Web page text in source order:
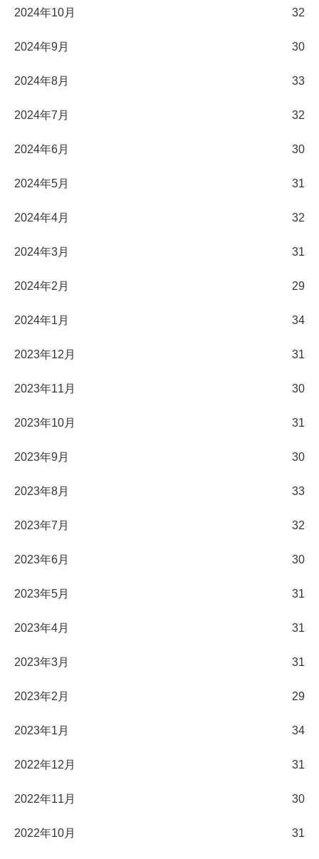
2024年10月 32
2024年9月 30
2024年8月 33
2024年7月 32
2024年6月 30
2024年5月 31
2024年4月 32
2024年3月 31
2024年2月 29
2024年1月 34
2023年12月 31
2023年11月 30
2023年10月 31
2023年9月 30
2023年8月 33
2023年7月 32
2023年6月 30
2023年5月 31
2023年4月 31
2023年3月 31
2023年2月 29
2023年1月 34
2022年12月 31
2022年11月 30
2022年10月 31